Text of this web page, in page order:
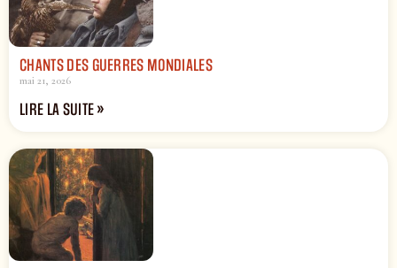
CHANTS DES GUERRES MONDIALES
mai 21, 2026
LIRE LA SUITE »